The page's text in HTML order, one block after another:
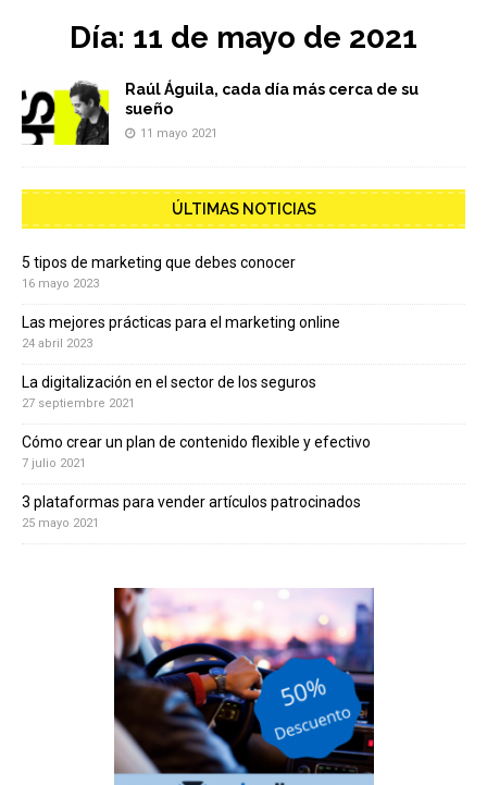
Día: 11 de mayo de 2021
Raúl Águila, cada día más cerca de su
sueño
11 mayo 2021
ÚLTIMAS NOTICIAS
5 tipos de marketing que debes conocer
16 mayo 2023
Las mejores prácticas para el marketing online
24 abril 2023
La digitalización en el sector de los seguros
27 septiembre 2021
Cómo crear un plan de contenido flexible y efectivo
7 julio 2021
3 plataformas para vender artículos patrocinados
25 mayo 2021